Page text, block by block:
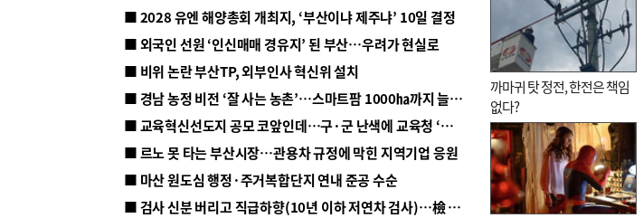
■ 2028 유엔 해양총회 개최지, ‘부산이냐 제주냐’ 10일 결정
■ 외국인 선원 ‘인신매매 경유지’ 된 부산…우려가 현실로
■ 비위 논란 부산TP, 외부인사 혁신위 설치
■ 경남 농정 비전 ‘잘 사는 농촌’…스마트팜 1000㏊까지 늘린다
■ 교육혁신선도지 공모 코앞인데…구·군 난색에 교육청 ‘쩔쩔’
■ 르노 못 타는 부산시장…관용차 규정에 막힌 지역기업 응원
■ 마산 원도심 행정·주거복합단지 연내 준공 수순
■ 검사 신분 버리고 직급하향(10년 이하 저연차 검사)…檢 중수청행 기피
까마귀 탓 정전, 한전은 책임
없다?